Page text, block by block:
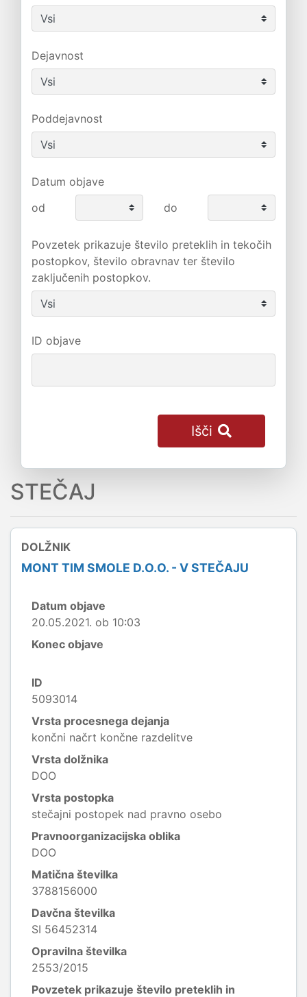
Dejavnost
Poddejavnost
Datum objave
od
do
Povzetek prikazuje število preteklih in tekočih
postopkov, število obravnav ter število
zaključenih postopkov.
ID objave
Išči
STEČAJ
DOLŽNIK
MONT TIM SMOLE D.O.O. - V STEČAJU
Datum objave
20.05.2021. ob 10:03
Konec objave
ID
5093014
Vrsta procesnega dejanja
končni načrt končne razdelitve
Vrsta dolžnika
DOO
Vrsta postopka
stečajni postopek nad pravno osebo
Pravnoorganizacijska oblika
DOO
Matična številka
3788156000
Davčna številka
SI 56452314
Opravilna številka
2553/2015
Povzetek prikazuje število preteklih in